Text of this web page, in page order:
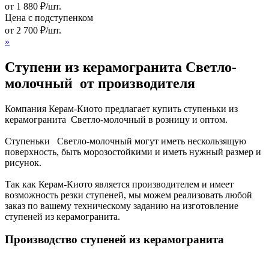
от 1 880 ₽/шт.
Цена с подступенком
от 2 700 ₽/шт.
»
Ступени из керамогранита Светло-
молочный от производителя
Компания Керам-Киото предлагает купить ступеньки из
керамогранита Светло-молочный в розницу и оптом.
Ступеньки Светло-молочный могут иметь нескользящую
поверхность, быть морозостойкими и иметь нужный размер и
рисунок.
Так как Керам-Киото является производителем и имеет
возможность резки ступеней, мы можем реализовать любой
заказ по вашему техническому заданию на изготовление
ступеней из керамогранита.
Производство ступеней из керамогранита